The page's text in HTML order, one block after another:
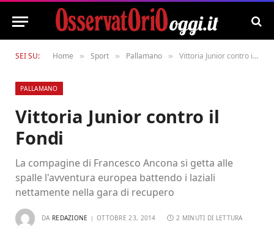
SEI SU: Home » Sport » Pallamano » Vittoria Junior contro il Fondi
PALLAMANO
Vittoria Junior contro il
Fondi
La compagine di Francesco Ancona si getta alle
spalle l'avventura europea battendo i laziali
nettamente nella gara di recupero
DA REDAZIONE OTTOBRE 23, 2014 2 MINUTI DI LETTURA